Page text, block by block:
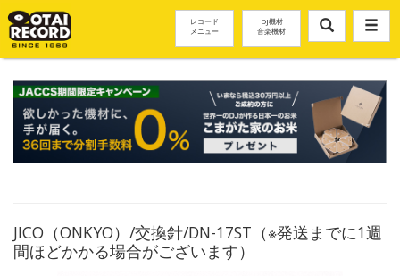
レコード
メニュー
DJ機材
音楽機材
JICO（ONKYO）/交換針/DN-17ST（※発送までに1週
間ほどかかる場合がございます）